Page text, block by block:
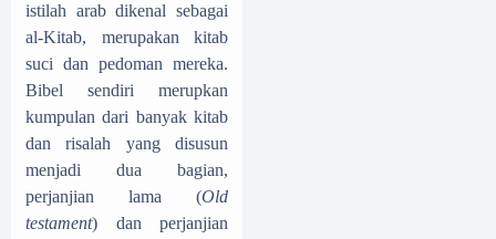
istilah arab dikenal sebagai
al-Kitab, merupakan kitab
suci dan pedoman mereka.
Bibel sendiri merupkan
kumpulan dari banyak kitab
dan risalah yang disusun
menjadi dua bagian,
perjanjian lama (Old
testament) dan perjanjian